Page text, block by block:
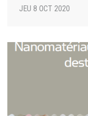
JEU 8 OCT 2020